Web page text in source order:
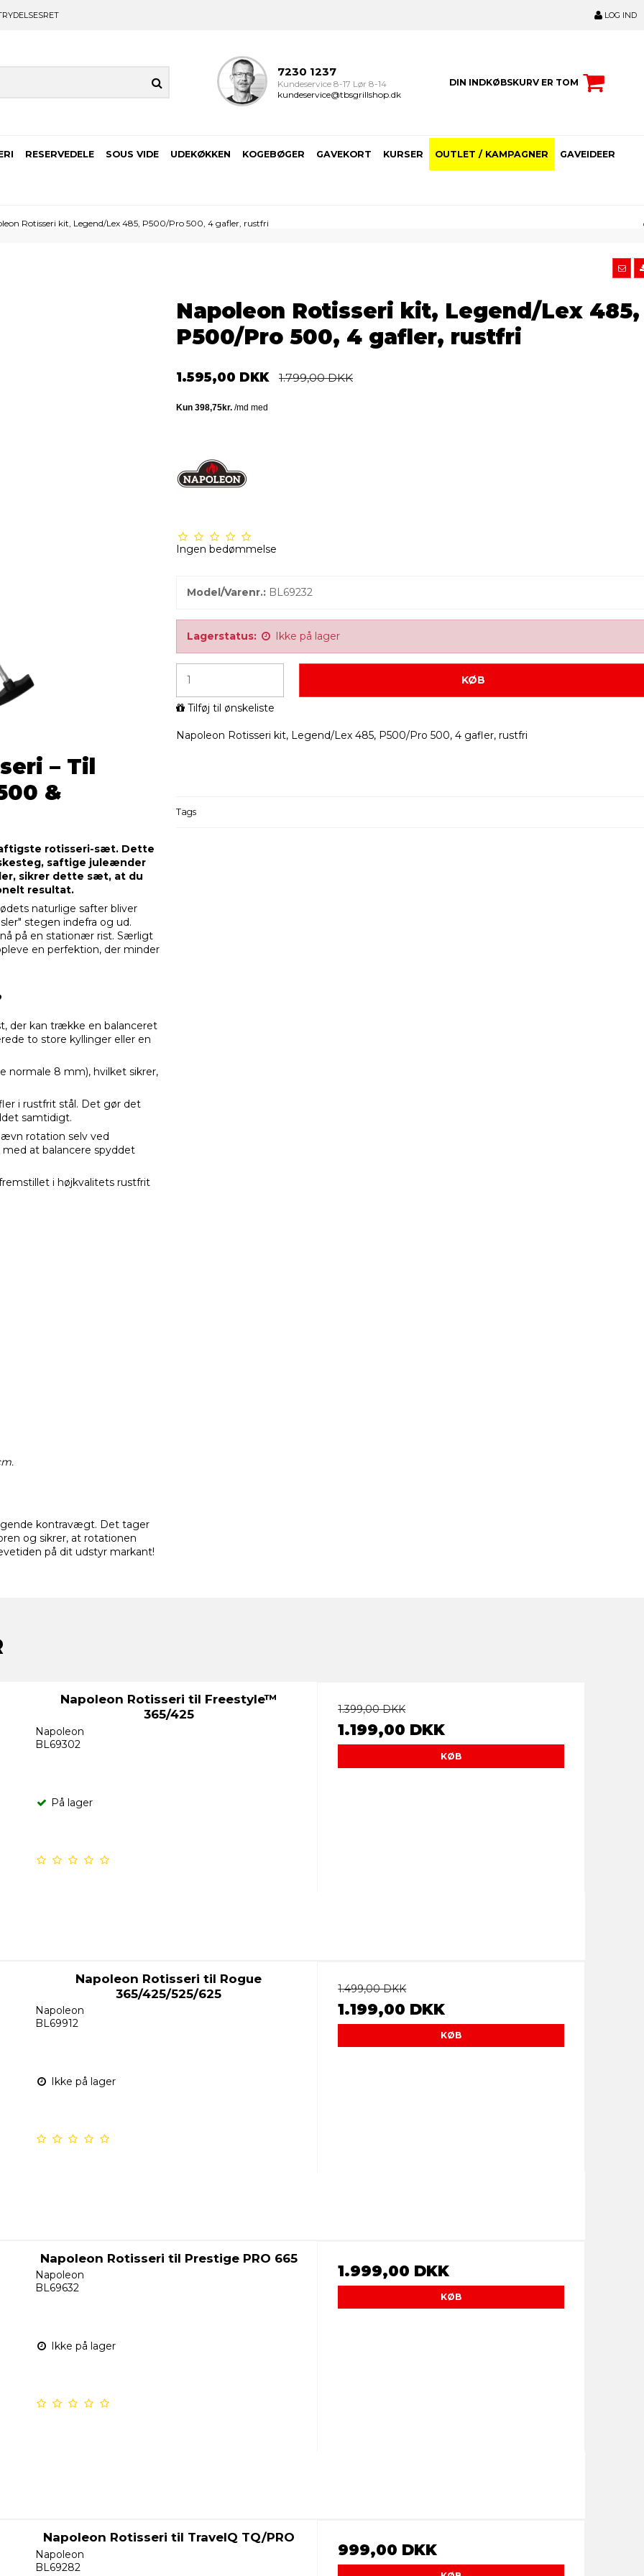
LOG IND
7230 1237
Kundeservice 8-17 Lør 8-14
kundeservice@tbsgrillshop.dk
DIN INDKØBSKURV ER TOM
RESERVEDELE SOUS VIDE UDEKØKKEN KOGEBØGER GAVEKORT KURSER OUTLET / KAMPAGNER GAVEIDEER
Rotisseri kit, Legend/Lex 485, P500/Pro 500, 4 gafler, rustfri
– Til
&
rotisseri-sæt. Dette
saftige juleænder
sikrer dette sæt, at du
resultat.
naturlige safter bliver
stegen indefra og ud.
på en stationær rist. Særligt
en perfektion, der minder
der kan trække en balanceret
to store kyllinger eller en
normale 8 mm), hvilket sikrer,
i rustfrit stål. Det gør det
samtidigt.
rotation selv ved
at balancere spyddet
i højkvalitets rustfrit
kontravægt. Det tager
og sikrer, at rotationen
på dit udstyr markant!
Napoleon Rotisseri kit, Legend/Lex 485,
P500/Pro 500, 4 gafler, rustfri
1.595,00 DKK 1.799,00 DKK
Ingen bedømmelse
Model/Varenr.: BL69232
Lagerstatus: Ikke på lager
KØB
Tilføj til ønskeliste
Napoleon Rotisseri kit, Legend/Lex 485, P500/Pro 500, 4 gafler, rustfri
Tags
Napoleon Rotisseri til Freestyle™
365/425
Napoleon
BL69302
På lager
1.399,00 DKK
1.199,00 DKK
KØB
Napoleon Rotisseri til Rogue
365/425/525/625
Napoleon
BL69912
Ikke på lager
1.499,00 DKK
1.199,00 DKK
KØB
Napoleon Rotisseri til Prestige PRO 665
Napoleon
BL69632
Ikke på lager
1.999,00 DKK
KØB
Napoleon Rotisseri til TravelQ TQ/PRO
Napoleon
BL69282
999,00 DKK